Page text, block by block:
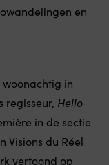
en
in
regisseur, Hello
in de sectie
Visions du Réel
vertoond op